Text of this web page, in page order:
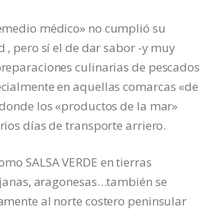
médico» no cumplió su
, pero sí el de dar sabor -y muy
culinarias de pescados
en aquellas comarcas «de
los «productos de la mar»
días de transporte arriero.
SALSA VERDE en tierras
aragonesas…también se
al norte costero peninsular